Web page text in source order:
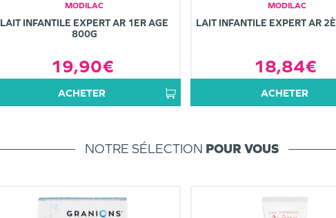
MODILAC
LAIT INFANTILE EXPERT AR 1ER AGE
800G
19,90€
ACHETER
MODILAC
LAIT INFANTILE EXPERT AR
18,84€
ACHETER
NOTRE SÉLECTION POUR VOUS